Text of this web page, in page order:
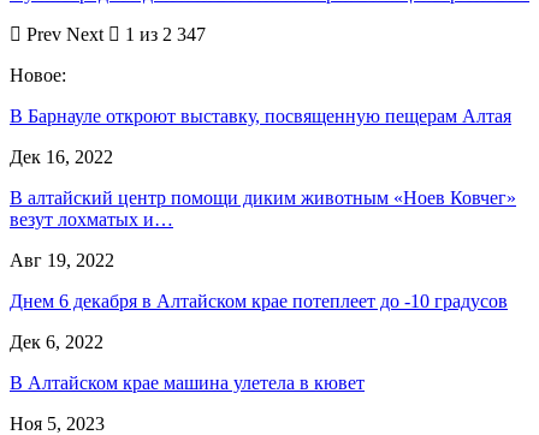
Prev Next
1 из 2 347
Новое:
В Барнауле откроют выставку, посвященную пещерам Алтая
Дек 16, 2022
В алтайский центр помощи диким животным «Ноев Ковчег»
везут лохматых и…
Авг 19, 2022
Днем 6 декабря в Алтайском крае потеплеет до -10 градусов
Дек 6, 2022
В Алтайском крае машина улетела в кювет
Ноя 5, 2023